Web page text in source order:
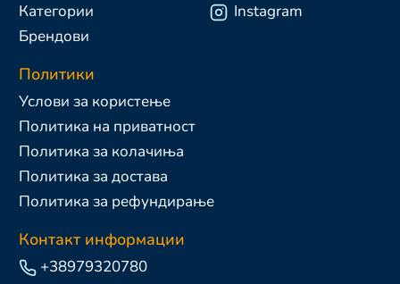
Категории
Брендови
Политики
Услови за користење
Политика на приватност
Политика за колачиња
Политика за достава
Политика за рефундирање
Контакт информации
+38979320780
Instagram